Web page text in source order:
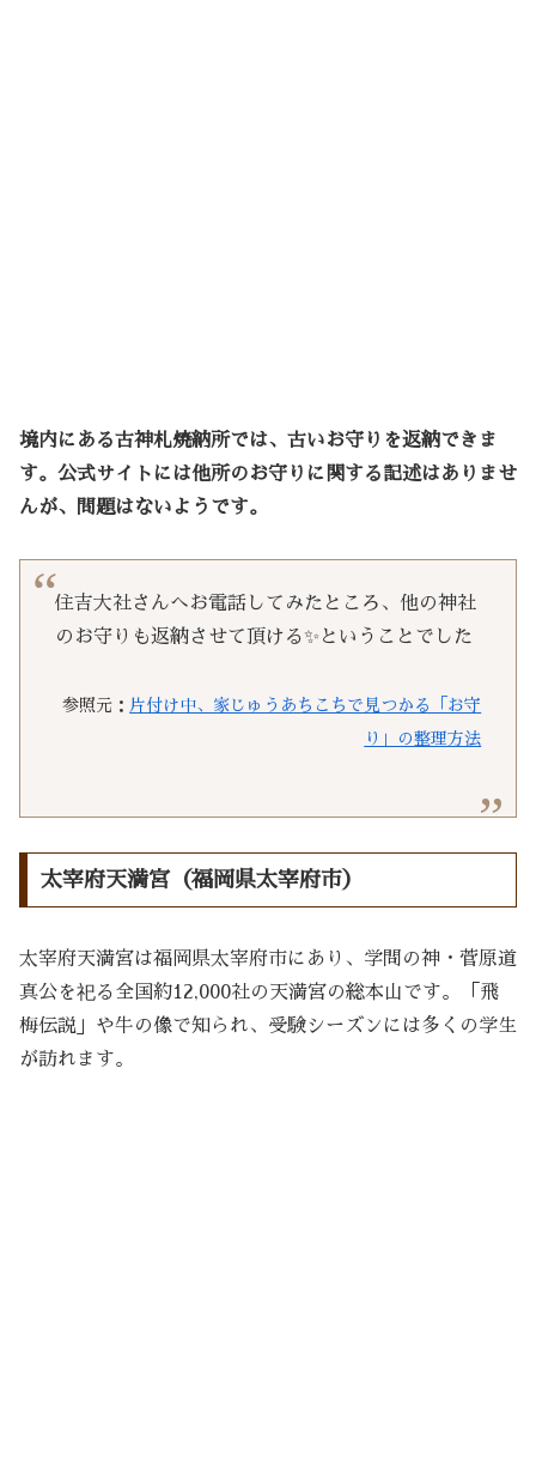
境内にある古神札焼納所では、古いお守りを返納できま
す。公式サイトには他所のお守りに関する記述はありませ
んが、問題はないようです。
住吉大社さんへお電話してみたところ、他の神社
のお守りも返納させて頂ける✨ということでした
参照元： 片付け中、家じゅうあちこちで見つかる「お守
り」の整理方法
太宰府天満宮（福岡県太宰府市）
太宰府天満宮は福岡県太宰府市にあり、学問の神・菅原道
真公を祀る全国約12,000社の天満宮の総本山です。「飛
梅伝説」や牛の像で知られ、受験シーズンには多くの学生
が訪れます。